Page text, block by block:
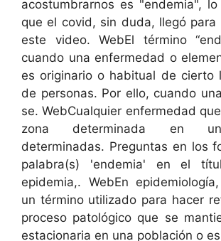
acostumbrarnos es "endemia",
que el covid, sin duda, llegó para
este video. WebEl término
cuando una enfermedad o
es originario o habitual de cierto
de personas. Por ello, cuando
se. WebCualquier enfermedad
zona determinada en
determinadas. Preguntas en los
palabra(s) 'endemia' en el
epidemia,. WebEn
un término utilizado para hacer
proceso patológico que se
estacionaria en una población o